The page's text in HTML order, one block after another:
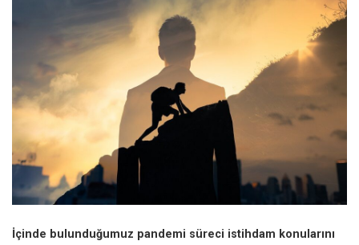
İçinde bulunduğumuz pandemi süreci istihdam konularını